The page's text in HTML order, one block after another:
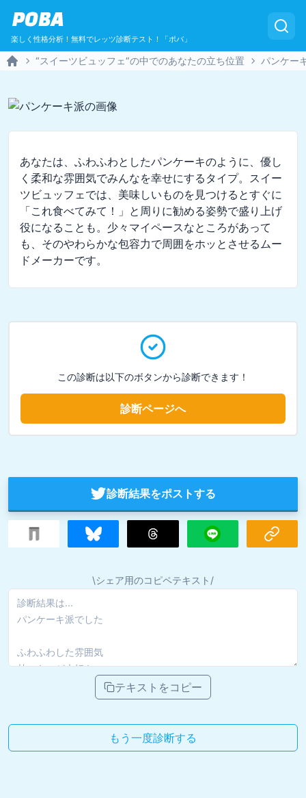
POBA
楽しく性格分析！無料でレッツ診断テスト！「ポバ」
“スイーツビュッフェ”の中でのあなたの立ち位置 パンケー
あなたは、ふわふわとしたパンケーキのように、優し
く柔和な雰囲気でみんなを幸せにするタイプ。スイー
ツビュッフェでは、美味しいものを見つけるとすぐに
「これ食べてみて！」と周りに勧める姿勢で盛り上げ
役になることも。少々マイペースなところがあって
も、そのやわらかな包容力で周囲をホッとさせるムー
ドメーカーです。
この診断は以下のボタンから診断できます！
診断ページへ
診断結果をポストする
\シェア用のコピペテキスト/
テキストをコピー
もう一度診断する